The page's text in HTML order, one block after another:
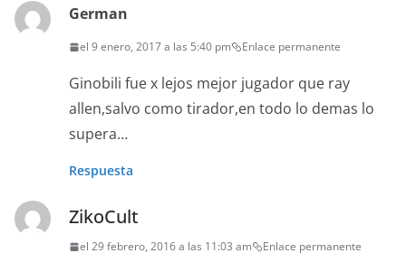
German
el 9 enero, 2017 a las 5:40 pm Enlace permanente
Ginobili fue x lejos mejor jugador que ray
allen,salvo como tirador,en todo lo demas lo
supera…
Respuesta
ZikoCult
el 29 febrero, 2016 a las 11:03 am Enlace permanente